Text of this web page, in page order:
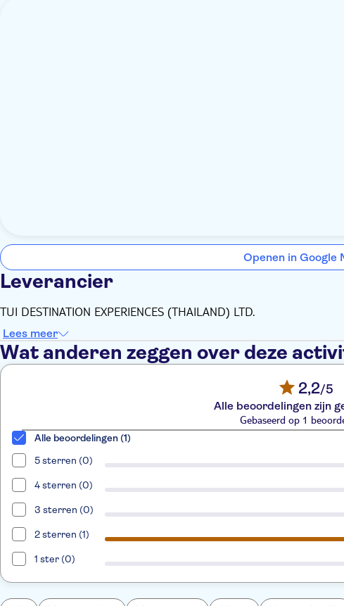
Openen in Google
Leverancier
TUI DESTINATION EXPERIENCES (THAILAND) LTD.
Lees meer
Wat anderen zeggen over deze
2,2/5
Alle beoordelingen zijn
Gebaseerd op 1
Alle beoordelingen (1)
5 sterren (0)
4 sterren (0)
3 sterren (0)
2 sterren (1)
1 ster (0)